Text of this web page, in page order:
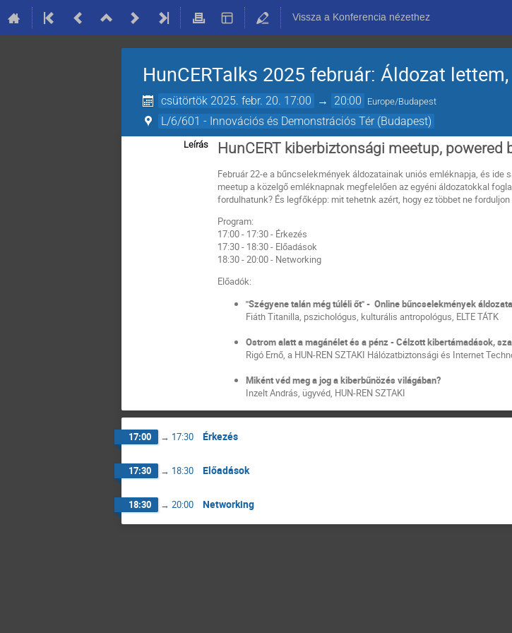
Vissza a Konferencia nézethez
HunCERTalks 2025 február: Áldozat
csütörtök 2025. febr. 20. 17:00 → 20:00 Europe/Budapest
L/6/601 - Innovációs és Demonstrációs Tér (Budapest)
Leírás HunCERT kiberbiztonsági meetup, powered
Február 22-e a bűncselekmények áldozatainak uniós emléknapja, és ide
meetup a közelgő emléknapnak megfelelően az egyéni áldozatokkal
fordulhatunk? És legfőképp: mit tehetnk azért, hogy ez többet ne forduljon
Program:
17:00 - 17:30 - Érkezés
17:30 - 18:30 - Előadások
18:30 - 20:00 - Networking
Előadók:
"Szégyene talán még túléli őt" - Online bűncselekmények
Fiáth Titanilla, pszichológus, kulturális antropológus, ELTE TÁTK
Ostrom alatt a magánélet és a pénz - Célzott kibertámadások,
Rigó Ernő, a HUN-REN SZTAKI Hálózatbiztonsági és Internet
Miként véd meg a jog a kiberbűnözés világában?
Inzelt András, ügyvéd, HUN-REN SZTAKI
17:00 → 17:30 Érkezés
17:30 → 18:30 Előadások
18:30 → 20:00 Networking